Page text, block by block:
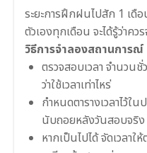
ระยะการฝึกฝนไปสัก 1 เดื
ตัวเองทุกเดือน จะได้รู้ว่าคว
วิธีการจำลองสถานการณ์
ตรวจสอบเวลา จำนวน
ว่าใช้เวลาเท่าไหร่
กำหนดตารางเวลาไว้ใ
นับถอยหลังวันสอบจริง
หากเป็นไปได้ จัดเวลา